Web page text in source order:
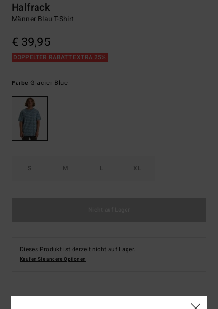
Halfrack
Männer Blau T-Shirt
€ 39,95
DOPPELTER RABATT EXTRA 25%
Farbe Glacier Blue
S M L XL
Dieses Produkt ist derzeit nicht auf Lager.
Kaufen Sie andere Optionen